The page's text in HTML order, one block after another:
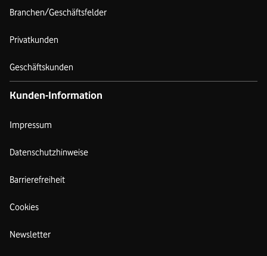
Branchen/Geschäftsfelder
Privatkunden
Geschäftskunden
Kunden-Information
Impressum
Datenschutzhinweise
Barrierefreiheit
Cookies
Newsletter